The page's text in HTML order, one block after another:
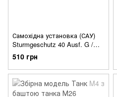
Самохідна установка (САУ)
Sturmgeschutz 40 Ausf. G /
1942 року, 1:72, UniModels,
UM281 (Збірна модель)
510 грн